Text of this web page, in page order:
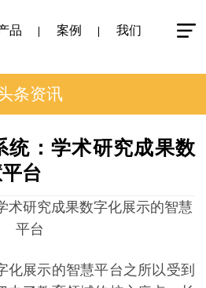
品 案例 我们
条资讯
统：学术研究成果数
台
术研究成果数字化展示的智慧
平台
展示的智慧平台之所以受到